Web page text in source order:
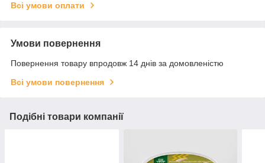
Всі умови оплати
Умови повернення
Повернення товару впродовж 14 днів за домовленістю
Всі умови повернення
Подібні товари компанії